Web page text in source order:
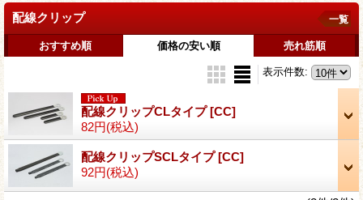
配線クリップ 一覧
おすすめ順 価格の安い順 売れ筋順
表示件数:
配線クリップCLタイプ[CC]
82円(税込)
配線クリップSCLタイプ[CC]
92円(税込)